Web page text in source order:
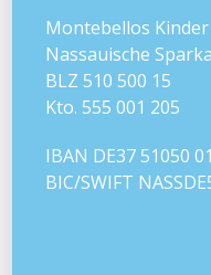
Montebellos Kinder
Nassauische
BLZ 510 500 15
Kto. 555 001 205
IBAN DE37 51050
BIC/SWIFT